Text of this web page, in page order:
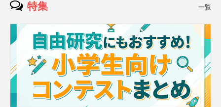
特集 一覧